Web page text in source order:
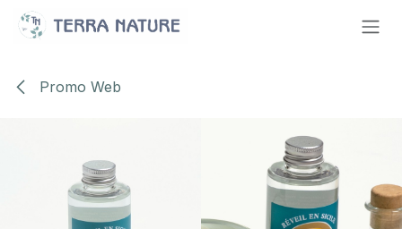
Se rendre au contenu
Promo Web